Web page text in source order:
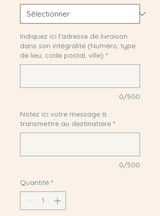
Indiquez ici l'adresse de livraison
dans son intégralité (Numéro, type
de lieu, code postal, ville) *
0/500
Notez ici votre message à
transmettre au destinataire *
0/500
Quantité *